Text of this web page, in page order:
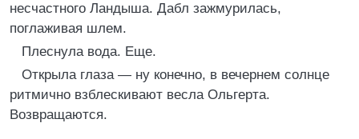
несчастного Ландыша. Дабл зажмурилась,
поглаживая шлем.
Плеснула вода. Еще.
Открыла глаза — ну конечно, в вечернем солнце
ритмично взблескивают весла Ольгерта.
Возвращаются.